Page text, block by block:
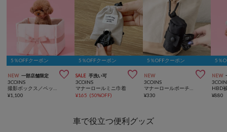
5％OFFクーポン
NEW 一部店舗限定 
3COINS
¥1,100
5％OFFクーポン
SALE 手洗い可 
3COINS
マナーロールミニ巾着
¥165 (50%OFF)
5％OFFクーポン
NEW 
3COINS
¥330
5％
NEW
¥880
車で役立つ便利グッズ